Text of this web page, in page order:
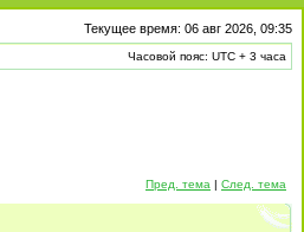
Текущее время: 06 авг 2026, 09:35
Часовой пояс: UTC + 3 часа
Пред. тема | След. тема